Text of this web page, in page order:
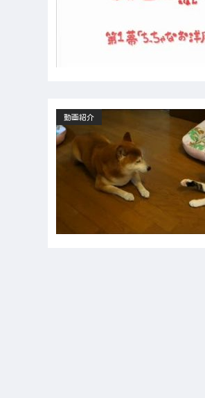
動画紹介